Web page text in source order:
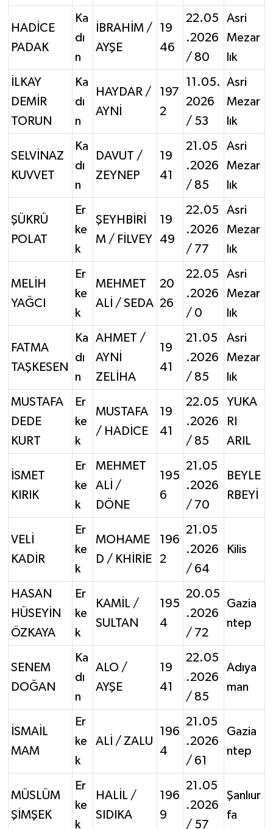
HADİCE
PADAK
Ka
dı
n
İBRAHİM /
AYŞE
19
46
22.05
.2026
/ 80
Asri
Mezar
lık
İLKAY
DEMİR
TORUN
Ka
dı
n
HAYDAR /
AYNİ
197
2
11.05.
2026
/ 53
Asri
Mezar
lık
SELVİNAZ
KUVVET
Ka
dı
n
DAVUT /
ZEYNEP
19
41
21.05
.2026
/ 85
Asri
Mezar
lık
ŞÜKRÜ
POLAT
Er
ke
k
ŞEYHBİRİ
M / FİLVEY
19
49
22.05
.2026
/ 77
Asri
Mezar
lık
MELİH
YAĞCI
Er
ke
k
MEHMET
ALİ / SEDA
20
26
22.05
.2026
/ 0
Asri
Mezar
lık
FATMA
TAŞKESEN
Ka
dı
n
AHMET /
AYNİ
ZELİHA
19
41
21.05
.2026
/ 85
Asri
Mezar
lık
MUSTAFA
DEDE
KURT
Er
ke
k
MUSTAFA
/ HADİCE
19
41
22.05
.2026
/ 85
YUKA
RI
ARIL
İSMET
KIRIK
Er
ke
k
MEHMET
ALİ /
DÖNE
195
6
21.05
.2026
/ 70
BEYLE
RBEYİ
VELİ
KADİR
Er
ke
k
MOHAME
D / KHİRİE
196
2
21.05
.2026
/ 64
Kilis
HASAN
HÜSEYİN
ÖZKAYA
Er
ke
k
KAMİL /
SULTAN
195
4
20.05
.2026
/ 72
Gazia
ntep
SENEM
DOĞAN
Ka
dı
n
ALO /
AYŞE
19
41
22.05
.2026
/ 85
Adıya
man
İSMAİL
MAM
Er
ke
k
ALİ / ZALU
196
4
21.05
.2026
/ 61
Gazia
ntep
MÜSLÜM
ŞİMŞEK
Er
ke
k
HALİL /
SIDIKA
196
9
21.05
.2026
/ 57
Şanlıur
fa